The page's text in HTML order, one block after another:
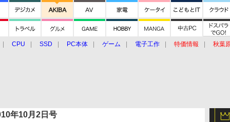
CPU SSD PC本体 ゲーム 電子工作 特価情報
秋葉
年10月2日号